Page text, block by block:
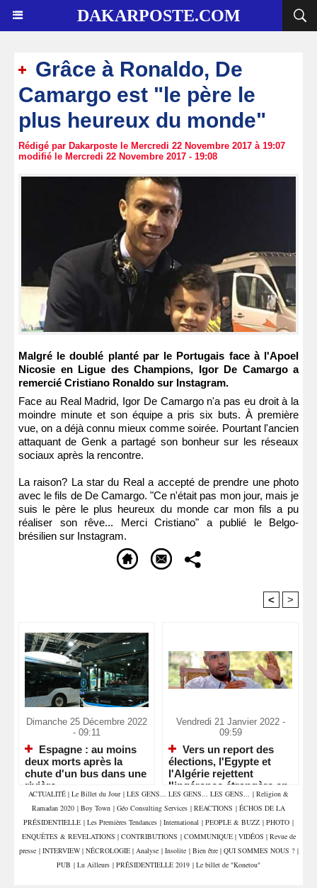
DAKARPOSTE.COM
Grâce à Ronaldo, De
Camargo est "le père le
plus heureux du monde"
Rédigé par Dakarposte le Mercredi 22 Novembre 2017 à 19:07
modifié le Mercredi 22 Novembre 2017 - 19:08
Malgré le doublé planté par le Portugais face à l'Apoel
Nicosie en Ligue des Champions, Igor De Camargo a
remercié Cristiano Ronaldo sur Instagram.
Face au Real Madrid, Igor De Camargo n'a pas eu droit à la
moindre minute et son équipe a pris six buts. À première
vue, on a déjà connu mieux comme soirée. Pourtant l'ancien
attaquant de Genk a partagé son bonheur sur les réseaux
sociaux après la rencontre.
La raison? La star du Real a accepté de prendre une photo
avec le fils de De Camargo. "Ce n'était pas mon jour, mais je
suis le père le plus heureux du monde car mon fils a pu
réaliser son rêve... Merci Cristiano" a publié le Belgo-
brésilien sur Instagram.
< >
Dimanche 25 Décembre 2022
- 09:11
Espagne : au moins
deux morts après la
chute d'un bus dans une
rivière
Vendredi 21 Janvier 2022 -
09:59
Vers un report des
élections, l'Egypte et
l'Algérie rejettent
l'ingérence étrangère en
Libye
ACTUALITÉ | Le Billet du Jour | LES GENS... LES GENS... LES GENS... | Religion &
Ramadan 2020 | Boy Town | Géo Consulting Services | REACTIONS | ÉCHOS DE LA
PRÉSIDENTIELLE | Les Premières Tendances | International | PEOPLE & BUZZ | PHOTO |
ENQUÊTES & REVELATIONS | CONTRIBUTIONS | COMMUNIQUE | VIDÉOS | Revue de
presse | INTERVIEW | NÉCROLOGIE | Analyse | Insolite | Bien être | QUI SOMMES NOUS ? |
PUB | Lu Ailleurs | PRÉSIDENTIELLE 2019 | Le billet de "Konetou"